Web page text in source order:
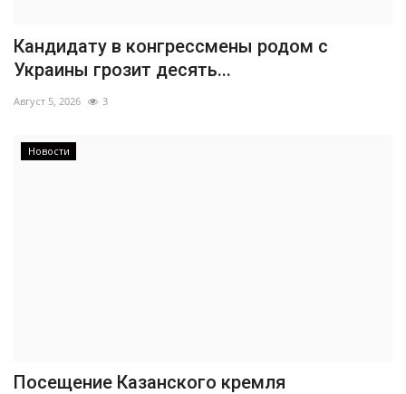
Кандидату в конгрессмены родом с
Украины грозит десять...
Август 5, 2026 3
Новости
Посещение Казанского кремля